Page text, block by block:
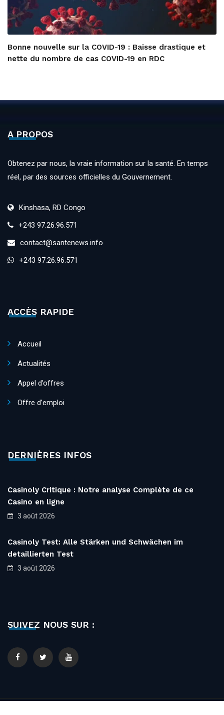
Bonne nouvelle sur la COVID-19 : Baisse drastique et
nette du nombre de cas COVID-19 en RDC
A PROPOS
Obtenez par nous, la vraie information sur la santé. En temps
réel, par des sources officielles du Gouvernement.
Kinshasa, RD Congo
+243 97.26.96.571
contact@santenews.info
+243 97.26.96.571
ACCÈS RAPIDE
Accueil
Actualités
Appel d’offres
Offre d’emploi
DERNIÈRES INFOS
Casinoly Critique : Notre analyse Complète de ce
Casino en ligne
3 août 2026
Casinoly Test: Alle Stärken und Schwächen im
detaillierten Test
3 août 2026
SUIVEZ NOUS SUR :